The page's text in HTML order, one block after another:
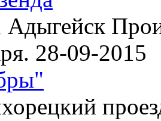
Адыгейск
28-09-2015